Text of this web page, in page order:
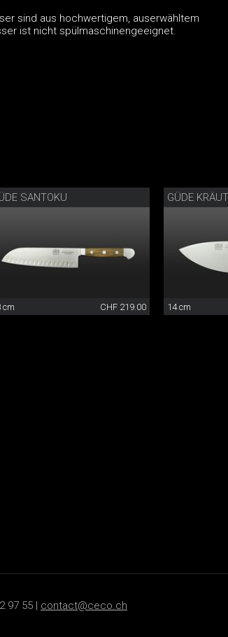
sind aus hochwertigem, auserwähltem
ist nicht spülmaschinengeeignet.
SANTOKU
cm CHF 219.00
GÜDE
14 cm
97 55 | contact@ceco.ch